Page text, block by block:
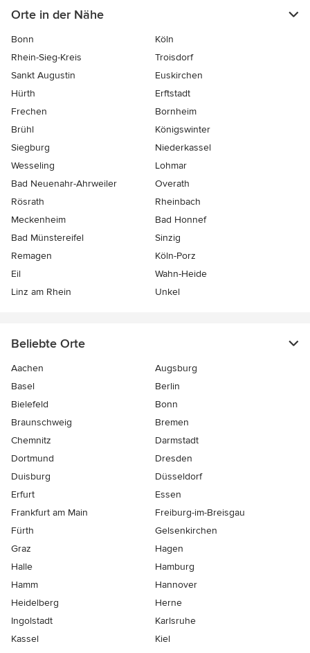
Orte in der Nähe
Bonn
Köln
Rhein-Sieg-Kreis
Troisdorf
Sankt Augustin
Euskirchen
Hürth
Erftstadt
Frechen
Bornheim
Brühl
Königswinter
Siegburg
Niederkassel
Wesseling
Lohmar
Bad Neuenahr-Ahrweiler
Overath
Rösrath
Rheinbach
Meckenheim
Bad Honnef
Bad Münstereifel
Sinzig
Remagen
Köln-Porz
Eil
Wahn-Heide
Linz am Rhein
Unkel
Beliebte Orte
Aachen
Augsburg
Basel
Berlin
Bielefeld
Bonn
Braunschweig
Bremen
Chemnitz
Darmstadt
Dortmund
Dresden
Duisburg
Düsseldorf
Erfurt
Essen
Frankfurt am Main
Freiburg-im-Breisgau
Fürth
Gelsenkirchen
Graz
Hagen
Halle
Hamburg
Hamm
Hannover
Heidelberg
Herne
Ingolstadt
Karlsruhe
Kassel
Kiel